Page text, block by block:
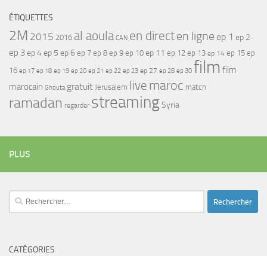
ÉTIQUETTES
2M 2015 2016 al aoula CAN en directen ligne ep 1 ep 2
ep 3ep 4ep 5 ep 6 ep 7 ep 8 ep 9 ep 10 ep 11 ep 12 ep 13 ep 14 ep 15 ep
16 ep 17 ep 18 ep 19 ep 20 ep 21 ep 22 ep 23 ep 27 ep 28 ep 30 film film
marocain Ghouta gratuit Jerusalem live maroc match
ramadan regarder streamingSyria
PLUS
Rechercher :
CATÉGORIES